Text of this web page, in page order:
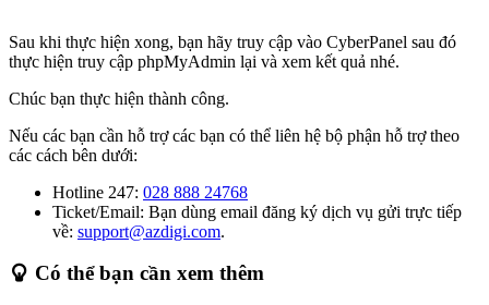
Sau khi thực hiện xong, bạn hãy truy cập vào CyberPanel sau đó
thực hiện truy cập phpMyAdmin lại và xem kết quả nhé.
Chúc bạn thực hiện thành công.
Nếu các bạn cần hỗ trợ các bạn có thể liên hệ bộ phận hỗ trợ theo
các cách bên dưới:
Hotline 247: 028 888 24768
Ticket/Email: Bạn dùng email đăng ký dịch vụ gửi trực tiếp
về: support@azdigi.com.
Có thể bạn cần xem thêm